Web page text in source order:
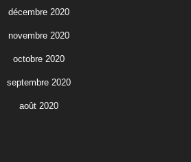
décembre 2020
novembre 2020
octobre 2020
septembre 2020
août 2020